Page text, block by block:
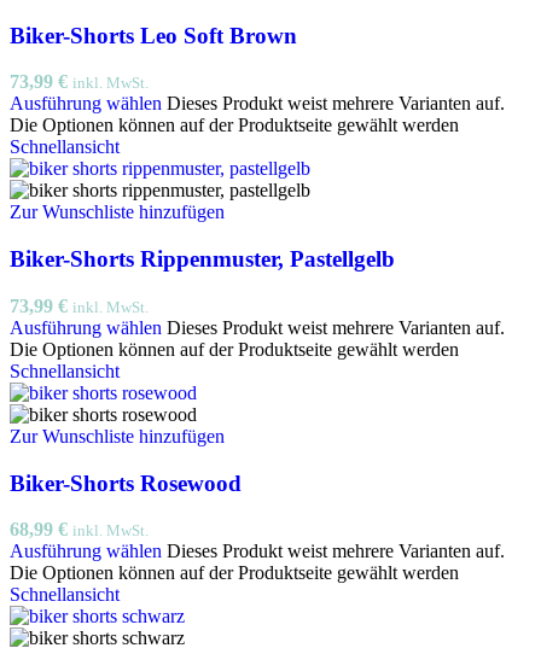
Biker-Shorts Leo Soft Brown
73,99 € inkl. MwSt.
Ausführung wählen Dieses Produkt weist mehrere Varianten auf.
Die Optionen können auf der Produktseite gewählt werden
Schnellansicht
Zur Wunschliste hinzufügen
Biker-Shorts Rippenmuster, Pastellgelb
73,99 € inkl. MwSt.
Ausführung wählen Dieses Produkt weist mehrere Varianten auf.
Die Optionen können auf der Produktseite gewählt werden
Schnellansicht
Zur Wunschliste hinzufügen
Biker-Shorts Rosewood
68,99 € inkl. MwSt.
Ausführung wählen Dieses Produkt weist mehrere Varianten auf.
Die Optionen können auf der Produktseite gewählt werden
Schnellansicht